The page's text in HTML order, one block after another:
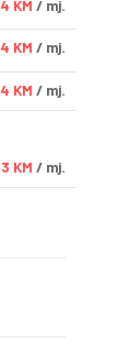
4 KM / mj.
4 KM / mj.
4 KM / mj.
3 KM / mj.